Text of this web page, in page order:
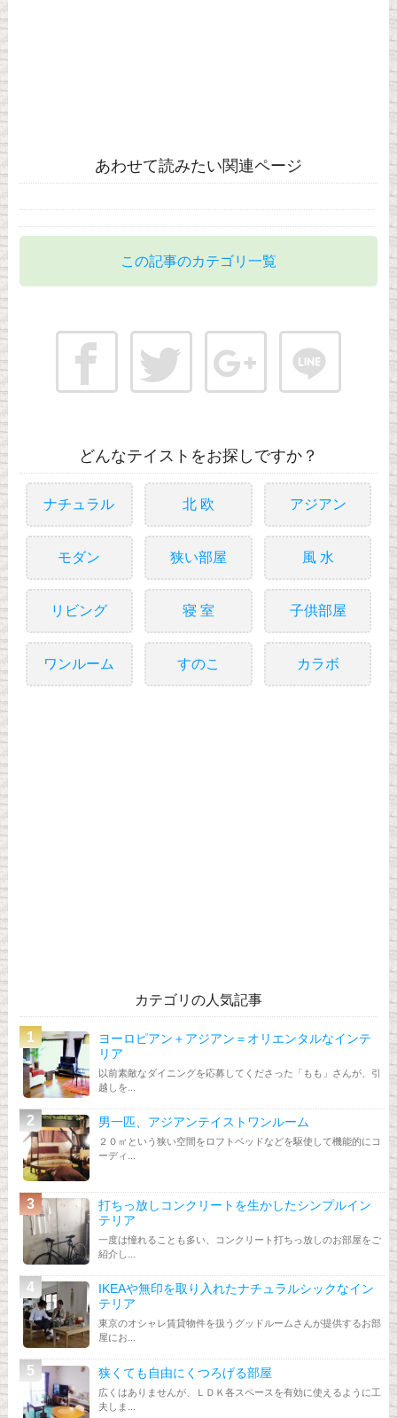
あわせて読みたい関連ページ
この記事のカテゴリ一覧
どんなテイストをお探しですか？
ナチュラル 北 欧 アジアン
モダン 狭い部屋 風 水
リビング 寝 室 子供部屋
ワンルーム すのこ カラボ
カテゴリの人気記事
ヨーロピアン＋アジアン＝オリエンタルなインテ
リア
以前素敵なダイニングを応募してくださった「もも」さんが、引
越しを...
男一匹、アジアンテイストワンルーム
２０㎡という狭い空間をロフトベッドなどを駆使して機能的にコ
ーディ...
打ちっ放しコンクリートを生かしたシンプルイン
テリア
一度は憧れることも多い、コンクリート打ちっ放しのお部屋をご
紹介し...
IKEAや無印を取り入れたナチュラルシックなイン
テリア
東京のオシャレ賃貸物件を扱うグッドルームさんが提供するお部
屋にお...
狭くても自由にくつろげる部屋
広くはありませんが、ＬＤＫ各スペースを有効に使えるように工
夫しま...